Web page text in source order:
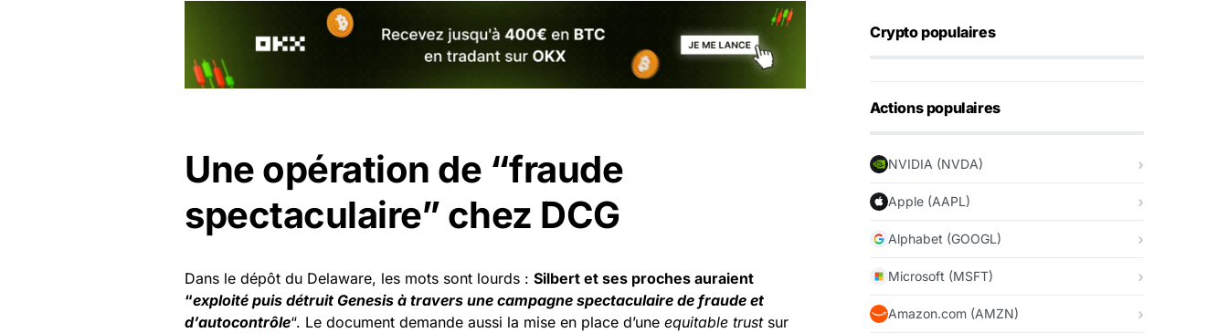
Une opération de “fraude
spectaculaire” chez DCG
Dans le dépôt du Delaware, les mots sont lourds : Silbert et ses proches auraient
“exploité puis détruit Genesis à travers une campagne spectaculaire de fraude et
d’autocontrôle“. Le document demande aussi la mise en place d’une equitable trustsur
Crypto populaires
Actions populaires
NVIDIA (NVDA)
Apple (AAPL)
Alphabet (GOOGL)
Microsoft (MSFT)
Amazon.com (AMZN)